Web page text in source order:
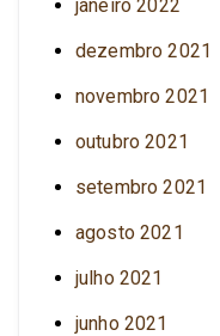
janeiro 2022
dezembro 2021
novembro 2021
outubro 2021
setembro 2021
agosto 2021
julho 2021
junho 2021